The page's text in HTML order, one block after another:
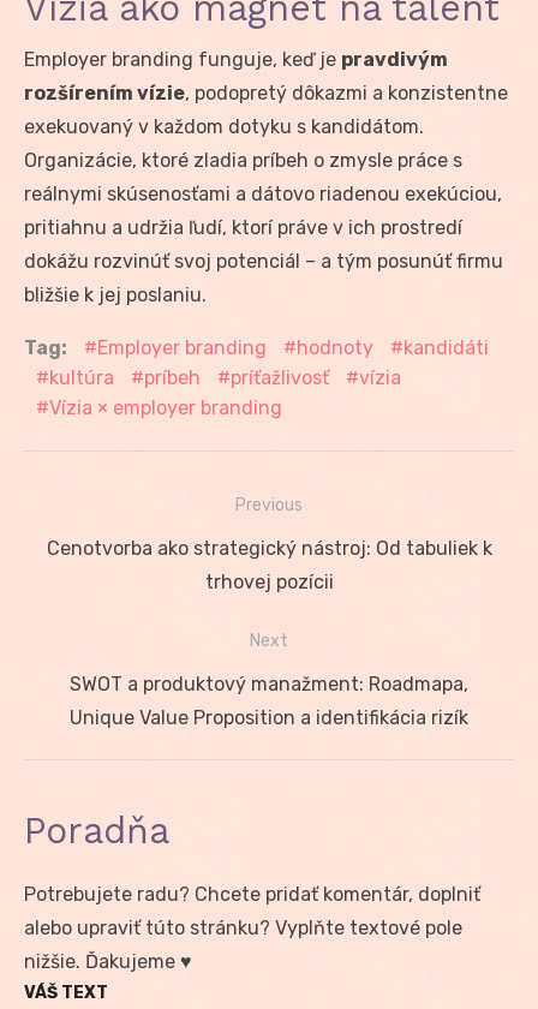
Employer branding funguje, keď je pravdivým
rozšírením vízie, podopretý dôkazmi a konzistentne
exekuovaný v každom dotyku s kandidátom.
Organizácie, ktoré zladia príbeh o zmysle práce s
reálnymi skúsenosťami a dátovo riadenou exekúciou,
pritiahnu a udržia ľudí, ktorí práve v ich prostredí
dokážu rozvinúť svoj potenciál – a tým posunúť firmu
bližšie k jej poslaniu.
Tag: Employer branding hodnoty
kandidáti
kultúra
príbeh príťažlivosť
vízia
Vízia × employer branding
Navigácia
Previous
Previous
Cenotvorba ako strategický nástroj: Od tabuliek k
trhovej pozícii
Next
Next
post:
SWOT a produktový manažment: Roadmapa,
Unique Value Proposition a identifikácia rizík
Poradňa
Potrebujete radu? Chcete pridať komentár, doplniť
alebo upraviť túto stránku? Vyplňte textové pole
nižšie. Ďakujeme ♥
VÁŠ TEXT